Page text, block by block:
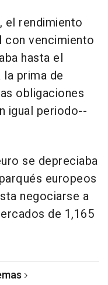
el rendimiento
con vencimiento
hasta el
la prima de
obligaciones
igual periodo--
se depreciaba
europeos
negociarse a
de 1,165